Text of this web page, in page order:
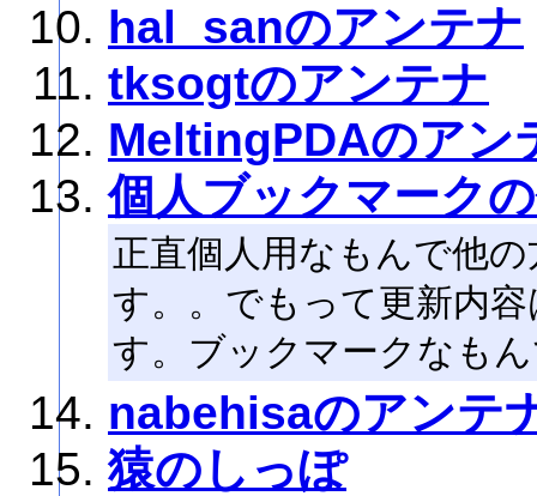
hal_sanのアンテナ
tksogtのアンテナ
MeltingPDAのアン
個人ブックマーク
正直個人用なもんで他
す。。でもって更新内
す。ブックマークなも
nabehisaのアンテ
猿のしっぽ